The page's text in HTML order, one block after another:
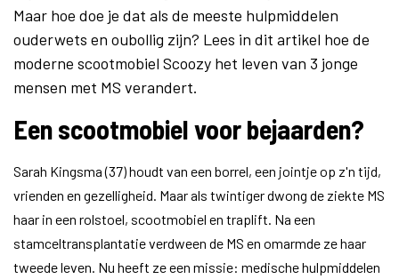
Maar hoe doe je dat als de meeste hulpmiddelen
ouderwets en oubollig zijn? Lees in dit artikel hoe de
moderne scootmobiel Scoozy het leven van 3 jonge
mensen met MS verandert.
Een scootmobiel voor bejaarden?
Sarah Kingsma (37) houdt van een borrel, een jointje op z'n tijd,
vrienden en gezelligheid. Maar als twintiger dwong de ziekte MS
haar in een rolstoel, scootmobiel en traplift. Na een
stamceltransplantatie verdween de MS en omarmde ze haar
tweede leven. Nu heeft ze een missie: medische hulpmiddelen